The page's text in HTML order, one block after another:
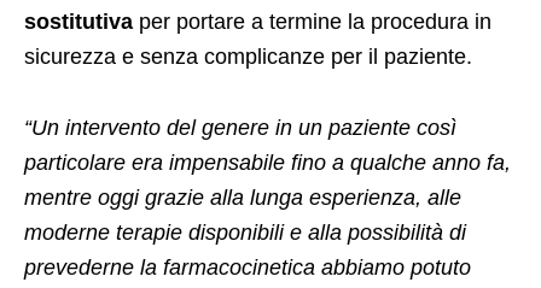
sostitutiva per portare a termine la procedura in
sicurezza e senza complicanze per il paziente.
“Un intervento del genere in un paziente così
particolare era impensabile fino a qualche anno fa,
mentre oggi grazie alla lunga esperienza, alle
moderne terapie disponibili e alla possibilità di
prevederne la farmacocinetica abbiamo potuto